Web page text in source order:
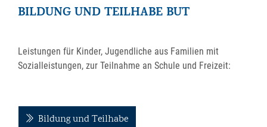
BILDUNG UND TEILHABE BUT
Leistungen für Kinder, Jugendliche aus Familien mit
Sozialleistungen, zur Teilnahme an Schule und Freizeit:
Bildung und Teilhabe